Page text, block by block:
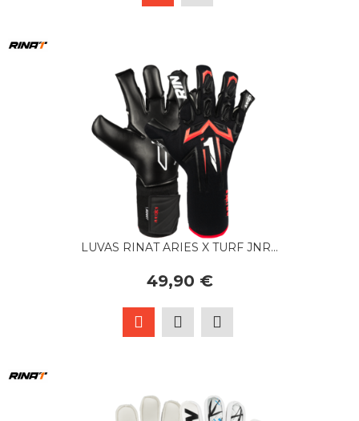
LUVAS RINAT ARIES X TURF JNR...
49,90 €